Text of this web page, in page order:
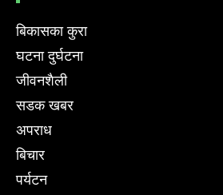
बिकासका कुरा
घटना दुर्घटना
जीवनशैली
सडक खबर
अपराध
बिचार
पर्यटन